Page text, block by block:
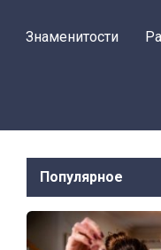
Знаменитости
Популярное